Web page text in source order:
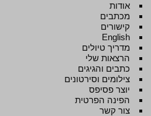
אודות
מכתבים
קישורים
English
מדריך טיולים
הרצאות שלי
כתבים והגיגים
צילומים וסירטונים
יוצר פסיפס
הפינה הפרטית
צור קשר